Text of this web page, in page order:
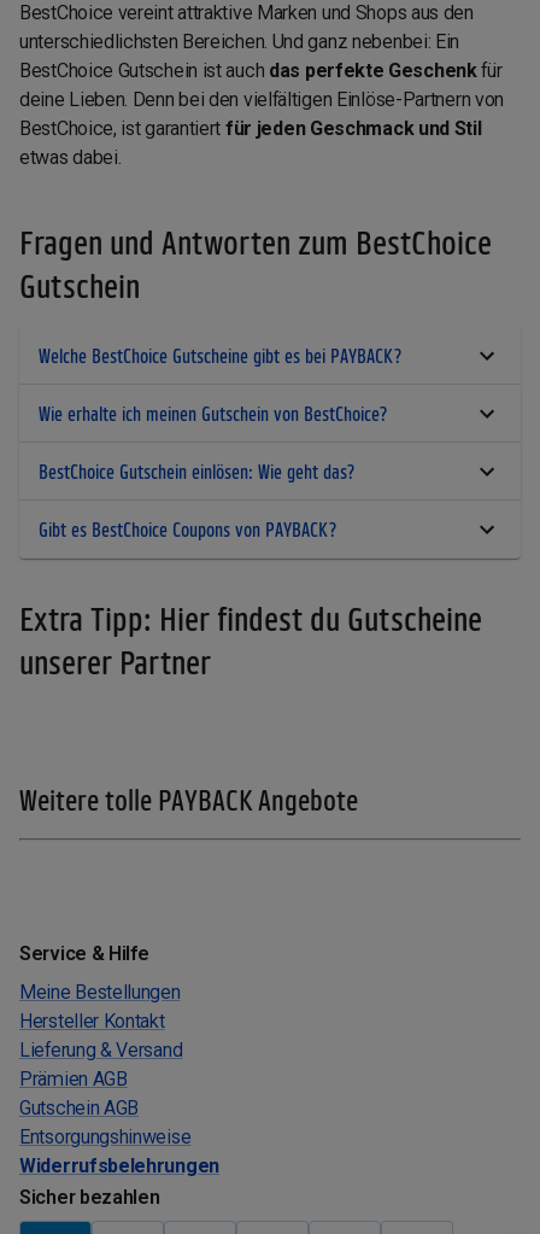
BestChoice vereint attraktive Marken und Shops aus den
unterschiedlichsten Bereichen. Und ganz nebenbei: Ein
BestChoice Gutschein ist auch das perfekte Geschenkfür
deine Lieben. Denn bei den vielfältigen Einlöse-Partnern von
BestChoice, ist garantiert für jeden Geschmack und Stil
etwas dabei.
Fragen und Antworten zum BestChoice
Gutschein
Welche BestChoice Gutscheine gibt es bei PAYBACK?
Wie erhalte ich meinen Gutschein von BestChoice?
BestChoice Gutschein einlösen: Wie geht das?
Gibt es BestChoice Coupons von PAYBACK?
Extra Tipp: Hier findest du Gutscheine
unserer Partner
Weitere tolle PAYBACK Angebote
Service & Hilfe
Meine Bestellungen
Hersteller Kontakt
Lieferung & Versand
Prämien AGB
Gutschein AGB
Entsorgungshinweise
Widerrufsbelehrungen
Sicher bezahlen